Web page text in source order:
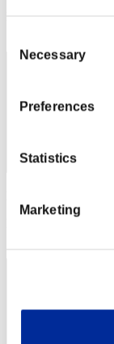
Selection
Necessary
Preferences
Statistics
Marketing
Posición